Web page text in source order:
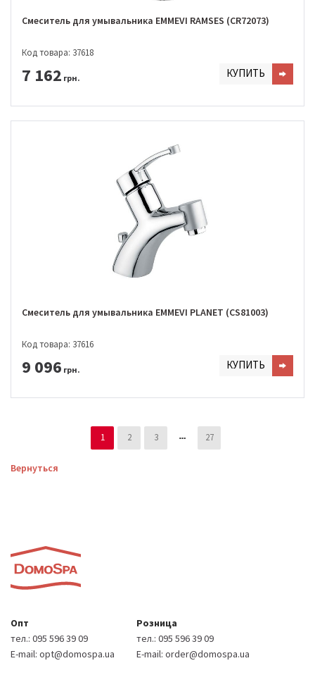
Смеситель для умывальника EMMEVI RAMSES (CR72073)
Код товара: 37618
7 162 грн. КУПИТЬ
Смеситель для умывальника EMMEVI PLANET (CS81003)
Код товара: 37616
9 096 грн. КУПИТЬ
1 2 3 27
Вернуться
Опт
тел.: 095 596 39 09
E-mail: opt@domospa.ua
Розница
тел.: 095 596 39 09
E-mail: order@domospa.ua